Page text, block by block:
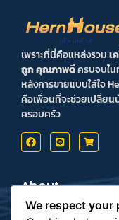
เพราะที่นี่คือแหล่งรวมเ
ถูก คุณภาพดีครบจบใน
หลังการขายแบบใส่ใจ
คือเพื่อนที่จะช่วยเปลี่ย
ครอบครัว
About
Terms & Conditions
Privacy Policy
We respect your